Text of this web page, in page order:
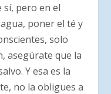
pero en el
poner el té y
solo
asegúrate que la
Y esa es la
no la obligues a